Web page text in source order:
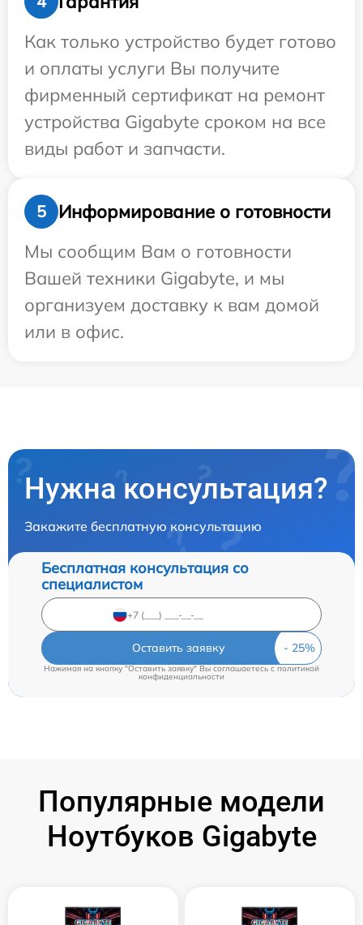
Как только устройство будет готово
и оплаты услуги Вы получите
фирменный сертификат на ремонт
устройства Gigabyte сроком на все
виды работ и запчасти.
5
Информирование о готовности
Мы сообщим Вам о готовности
Вашей техники Gigabyte, и мы
организуем доставку к вам домой
или в офис.
Нужна консультация?
Закажите бесплатную консультацию
Бесплатная консультация со
специалистом
Оставить заявку
Нажимая на кнопку "Оставить заявку" Вы соглашаетесь cполитикой
конфиденциальности
Популярные модели
Ноутбуков Gigabyte